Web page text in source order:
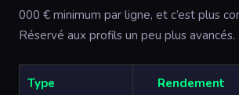
000 € minimum par ligne, et c’est plus
Réservé aux profils un peu plus avancés.
Type
Rendement